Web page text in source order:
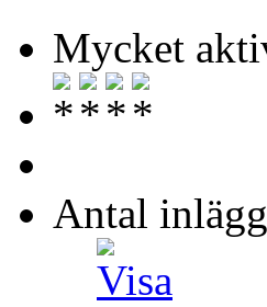
Mycket
Antal